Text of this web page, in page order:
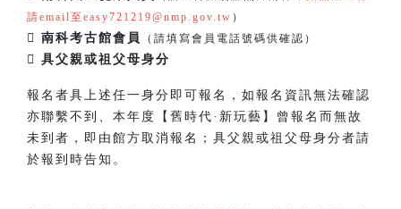
請email至easy721219@nmp.gov.tw ）
 南科考古館會員 （請填寫會員電話號碼供確認）
 具父親或祖父母身分
報名者具上述任一身分即可報名，如報名資訊無法確認
亦聯繫不到、本年度【舊時代·新玩藝】曾報名而無故
未到者，即由館方取消報名；具父親或祖父母身分者請
於報到時告知。